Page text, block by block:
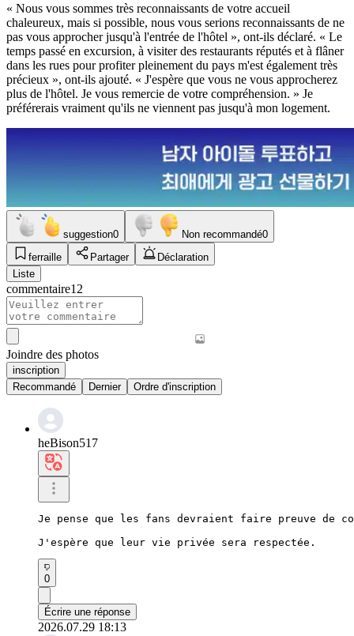
« Nous vous sommes très reconnaissants de votre accueil
chaleureux, mais si possible, nous vous serions reconnaissants de ne
pas vous approcher jusqu'à l'entrée de l'hôtel », ont-ils déclaré. « Le
temps passé en excursion, à visiter des restaurants réputés et à flâner
dans les rues pour profiter pleinement du pays m'est également très
précieux », ont-ils ajouté. « J'espère que vous ne vous approcherez
plus de l'hôtel. Je vous remercie de votre compréhension. » Je
préférerais vraiment qu'ils ne viennent pas jusqu'à mon logement.
suggestion0 Non recommandé0
ferraille
Partager
Déclaration
Liste
commentaire12
Joindre des photos
inscription
Recommandé
Dernier Ordre d'inscription
heBison517
Je pense que les fans devraient faire preuve de
J'espère que leur vie privée sera respectée.
0
Écrire une réponse
2026.07.29 18:13